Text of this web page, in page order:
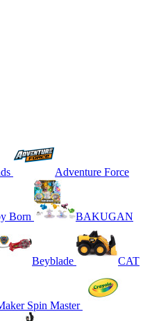
Adventure Force
Born BAKUGAN
Beyblade CAT
Spin Master